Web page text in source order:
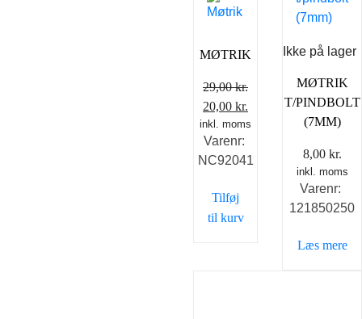
MØTRIK
29,00kr.
Den
oprindelige
pris
var:
20,00 kr.
aktuelle
er:
inkl. moms
Varenr:
NC92041
Tilføj
til kurv
Ikke på lager
MØTRIK
T/PINDBOLT
(7MM)
8,00 kr.
inkl. moms
Varenr:
121850250
Læs mere